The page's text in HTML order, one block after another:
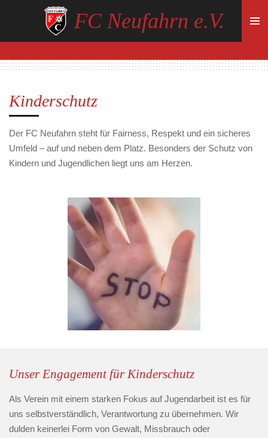
Hauptinhalt
springen
FC Neufahrn e.V.
Kinderschutz
Der FC Neufahrn steht für Fairness, Respekt und ein sicheres
Umfeld – auf und neben dem Platz. Besonders der Schutz von
Kindern und Jugendlichen liegt uns am Herzen.
Unser Engagement für Kinderschutz
Als Verein mit einem starken Fokus auf Jugendarbeit ist es für
uns selbstverständlich, Verantwortung zu übernehmen. Wir
dulden keinerlei Form von Gewalt, Missbrauch oder